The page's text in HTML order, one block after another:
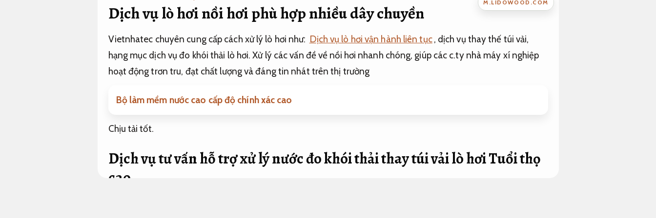
M.LIDOWOOD.COM
Dịch vụ lò hơi nồi hơi phù hợp nhiều dây chuyền
Vietnhatec chuyên cung cấp cách xử lý lò hơi như: Dịch vụ lò hơi vận hành liên tục, dịch vụ thay thế túi vải,
hạng mục dịch vụ đo khói thải lò hơi. Xử lý các vấn đề về nồi hơi nhanh chóng, giúp các c.ty nhà máy xí nghiệp
hoạt động trơn tru, đạt chất lượng và đáng tin nhát trên thị trường
Bộ làm mềm nước cao cấp độ chính xác cao
Chịu tải tốt.
Dịch vụ tư vấn hỗ trợ xử lý nước đo khói thải thay túi vải lò hơiTuổi thọ
cao.